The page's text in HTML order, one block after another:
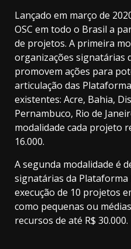
Lançado em março de
OSC em todo o Brasil a
de projetos. A primeira
organizações signatárias
promovem ações para
articulação das
existentes: Acre, Bahia,
Pernambuco, Rio de
modalidade cada projeto
16.000.
A segunda modalidade é
signatárias da Plataforma
execução de 10 projetos
como pequenas ou
recursos de até R$ 30.000.